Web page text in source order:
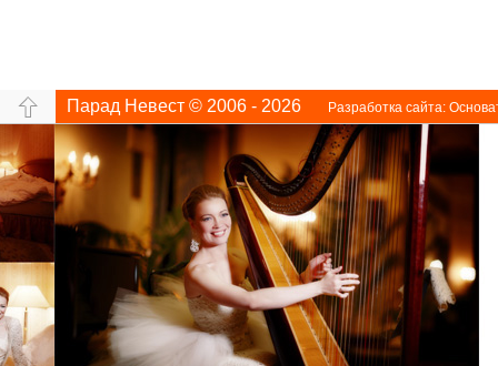
Парад Невест © 2006 - 2026 Разработка сайта: